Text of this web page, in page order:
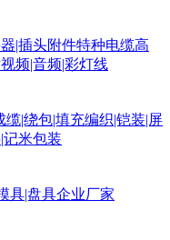
|插头附件特种电缆高
视频|音频|彩灯线
缆|绕包|填充编织|铠装|屏
记米包装
具|盘具企业厂家